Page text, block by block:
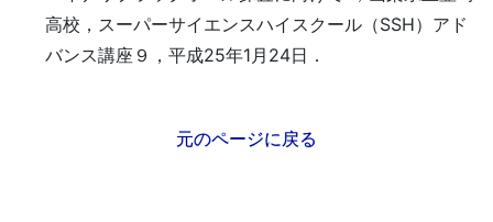
高校，スーパーサイエンスハイスクール（SSH）アド
バンス講座９，平成25年1月24日．
元のページに戻る